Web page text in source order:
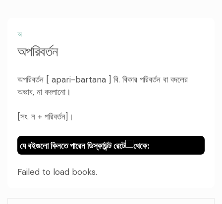
অ
অপরিবর্তন
অপরিবর্তন [ apari-bartana ] বি. বিকার পরিবর্তন বা বদলের
অভাব, না বদলানো।
[সং. ন + পরিবর্তন]।
যে বইগুলো কিনতে পারেন ডিস্কাউন্ট রেটে থেকে:
Failed to load books.